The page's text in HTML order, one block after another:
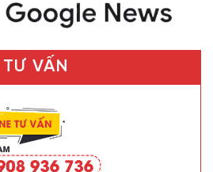
TƯ VẤN